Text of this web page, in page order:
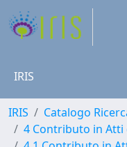
IRIS
IRIS
Catalogo
4 Contributo in Atti